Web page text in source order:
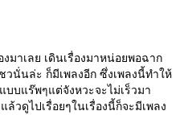
งมาเลย เดินเรื่องมาหน่อยพอฉาก
วนั่นล่ะ ก็มีเพลงอีก ซึ่งเพลงนี้ทำให้
บบแร๊พๆแต่จังหวะจะไม่เร็วมา
วดูไปเรื่อยๆในเรื่องนี้ก็จะมีเพลง